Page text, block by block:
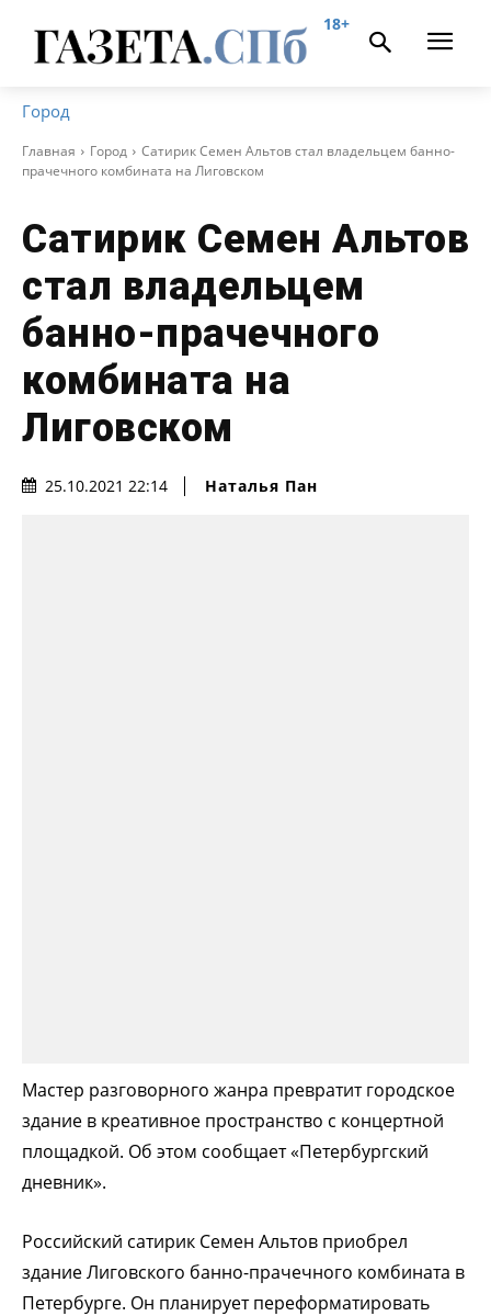
18+
Город
Главная Город
Сатирик Семен Альтов стал владельцем банно-
прачечного комбината на Лиговском
Сатирик Семен Альтов
стал владельцем
банно-прачечного
комбината на
Лиговском
25.10.2021 22:14 Наталья Пан
Мастер разговорного жанра превратит городское
здание в креативное пространство с концертной
площадкой. Об этом сообщает «Петербургский
дневник».
Российский сатирик Семен Альтов приобрел
здание Лиговского банно-прачечного комбината в
Петербурге. Он планирует переформатировать